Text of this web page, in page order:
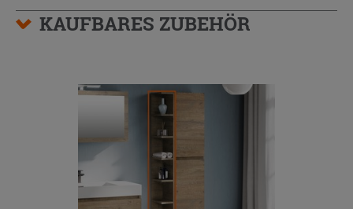
KAUFBARES ZUBEHÖR